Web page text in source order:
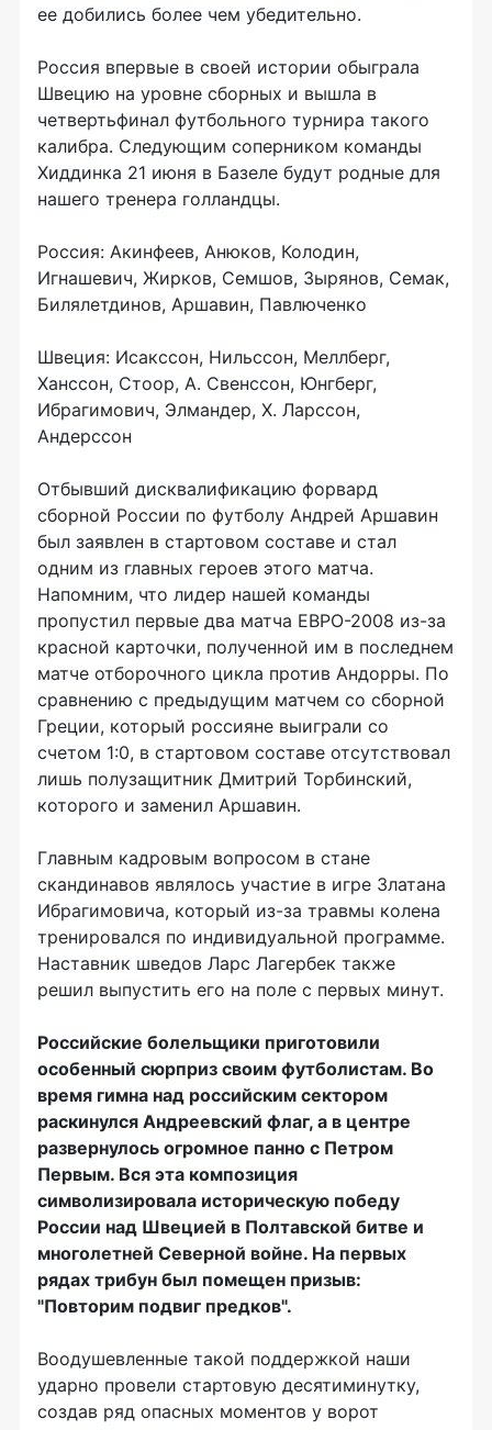
ее добились более чем убедительно.
Россия впервые в своей истории обыграла
Швецию на уровне сборных и вышла в
четвертьфинал футбольного турнира такого
калибра. Следующим соперником команды
Хиддинка 21 июня в Базеле будут родные для
нашего тренера голландцы.
Россия: Акинфеев, Анюков, Колодин,
Игнашевич, Жирков, Семшов, Зырянов, Семак,
Билялетдинов, Аршавин, Павлюченко
Швеция: Исакссон, Нильссон, Меллберг,
Ханссон, Стоор, А. Свенссон, Юнгберг,
Ибрагимович, Элмандер, Х. Ларссон,
Андерссон
Отбывший дисквалификацию форвард
сборной России по футболу Андрей Аршавин
был заявлен в стартовом составе и стал
одним из главных героев этого матча.
Напомним, что лидер нашей команды
пропустил первые два матча ЕВРО-2008 из-за
красной карточки, полученной им в последнем
матче отборочного цикла против Андорры. По
сравнению с предыдущим матчем со сборной
Греции, который россияне выиграли со
счетом 1:0, в стартовом составе отсутствовал
лишь полузащитник Дмитрий Торбинский,
которого и заменил Аршавин.
Главным кадровым вопросом в стане
скандинавов являлось участие в игре Златана
Ибрагимовича, который из-за травмы колена
тренировался по индивидуальной программе.
Наставник шведов Ларс Лагербек также
решил выпустить его на поле с первых минут.
Российские болельщики приготовили
особенный сюрприз своим футболистам. Во
время гимна над российским сектором
раскинулся Андреевский флаг, а в центре
развернулось огромное панно с Петром
Первым. Вся эта композиция
символизировала историческую победу
России над Швецией в Полтавской битве и
многолетней Северной войне. На первых
рядах трибун был помещен призыв:
"Повторим подвиг предков".
Воодушевленные такой поддержкой наши
ударно провели стартовую десятиминутку,
создав ряд опасных моментов у ворот